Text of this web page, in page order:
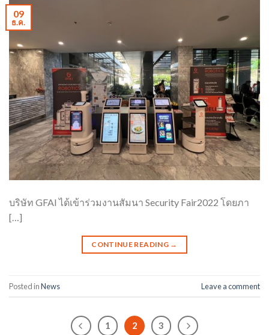
09
ธ.ค.
บริษัท GFAI ได้เข้าร่วมงานสัมนา Security Fair2022 โดยภา
[…]
CONTINUE READING →
Posted inNews Leave a comment
1 2 3